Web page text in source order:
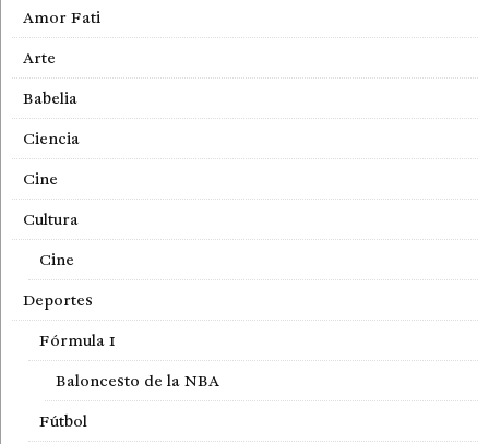
Amor Fati
Arte
Babelia
Ciencia
Cine
Cultura
Cine
Deportes
Fórmula 1
Baloncesto de la NBA
Fútbol